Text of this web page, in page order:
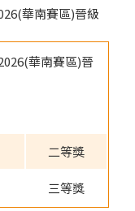
華南賽區)晉級
華南賽區)晉
二等獎
三等獎